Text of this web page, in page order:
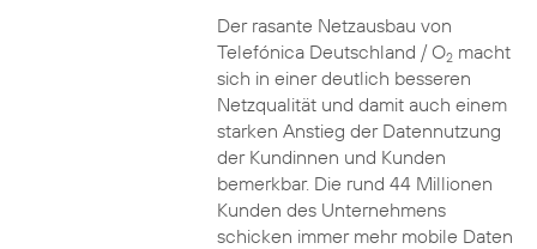
Der rasante Netzausbau von
Telefónica Deutschland / O2macht
sich in einer deutlich besseren
Netzqualität und damit auch einem
starken Anstieg der Datennutzung
der Kundinnen und Kunden
bemerkbar. Die rund 44 Millionen
Kunden des Unternehmens
schicken immer mehr mobile Daten